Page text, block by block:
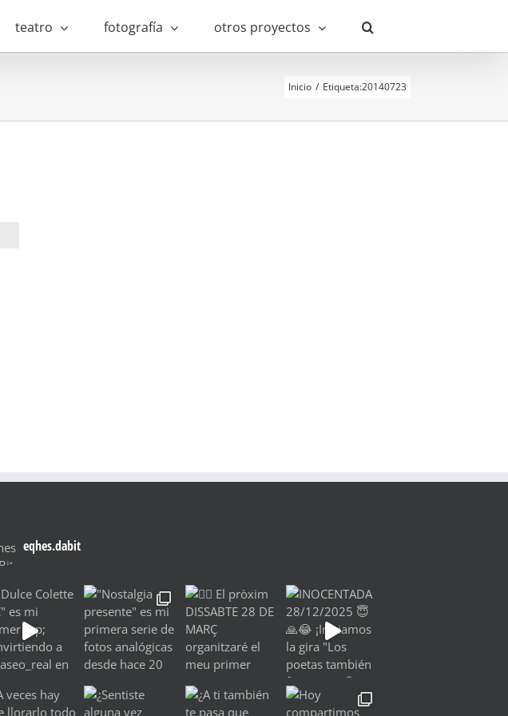
teatro fotografía otros proyectos
Inicio Etiqueta:20140723
eqhes.dabit